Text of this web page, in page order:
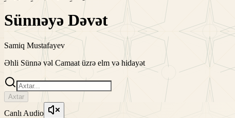
Sünnəyə Dəvət
Samiq Mustafayev
Əhli Sünnə vəl Camaat üzrə elm və hidayət
Axtar
Canlı Audio